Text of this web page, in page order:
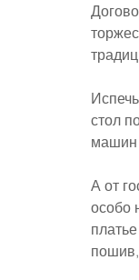
Испечь
стол
машин
А от
особо
пошив,